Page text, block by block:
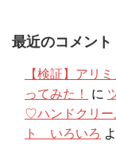
最近のコメント
【検証】アリ
ってみた！
に
♡ハンドクリー
ト いろいろ